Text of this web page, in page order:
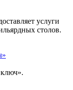
услуги
столов.